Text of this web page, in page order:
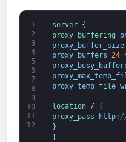
1
2
3
4
5
6
7
8
9
10
11
12
server
{
proxy_buffering
proxy_buffer_size
proxy_buffers 24
location /
{
proxy_pass
http:
}
}